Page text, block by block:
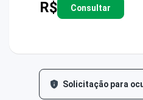
R$ Consultar
Solicitação para